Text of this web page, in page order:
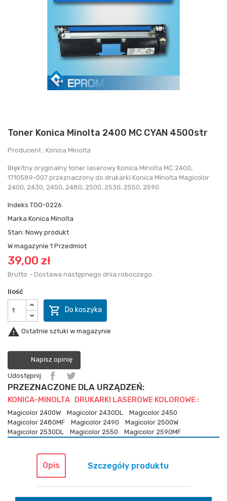
Toner Konica Minolta 2400 MC CYAN 4500str
Producent : Konica Minolta
Błękitny oryginalny toner laserowy Konica Minolta MC 2400,
1710589-007 przeznaczony do drukarki Konica Minolta Magicolor
2400, 2430, 2450, 2480, 2500, 2530, 2550, 2590.
Indeks TOO-0226
Marka Konica Minolta
Stan: Nowy produkt
W magazynie 1 Przedmiot
39,00 zł
Brutto Dostawa następnego dnia roboczego.
Ilość
 Do koszyka
 Ostatnie sztuki w magazynie
Napisz opinię
Udostępnij
PRZEZNACZONE DLA URZĄDZEŃ:
KONICA-MINOLTA DRUKARKI LASEROWE KOLOROWE :
Magicolor 2400W Magicolor 2430DL
Magicolor 2450
Magicolor 2480MF
Magicolor 2490
Magicolor 2500W
Magicolor 2530DL
Magicolor 2550 Magicolor 2590MF
Opis Szczegóły produktu